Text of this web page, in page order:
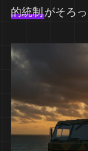
的統制がそろ